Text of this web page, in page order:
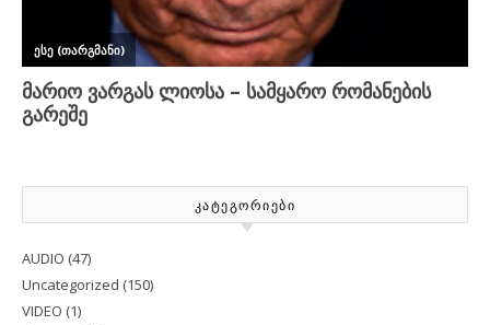
ᲙᲐᲢᲔᲒᲝᲠᲘᲔᲑᲘ
AUDIO (47)
Uncategorized (150)
VIDEO (1)